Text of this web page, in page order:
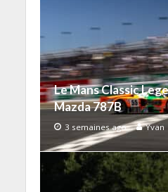
Le Mans Classic
Mazda 787B
3 semaines ago Yvan